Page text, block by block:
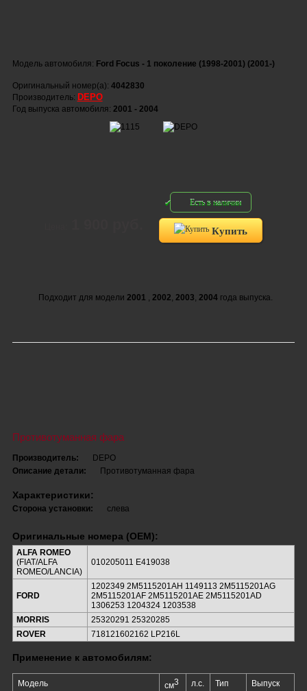
Модель автомобиля: Ford Focus - 1 поколение (1998-2001) (2001-)
Оригинальный номер(а): 4042830
Производитель: DEPO
Год выпуска автомобиля: 2001 - 2004
Есть в наличии
Купить
Подходит для модели 2001 , 2002, 2003, 2004года выпуска.
Противотуманная фара
Производитель:
DEPO
Описание детали:
Противотуманная фара
Характеристики:
Сторона установки: слева
Оригинальные номера (OEM):
ALFA ROMEO
(FIAT/ALFA
ROMEO/LANCIA)
010205011 E419038
FORD
1202349 2M5115201AH 1149113 2M5115201AG
2M5115201AF 2M5115201AE 2M5115201AD
1306253 1204324 1203538
MORRIS
25320291 25320285
ROVER
718121602162 LP216L
Применение к автомобилям:
Модель см3 л.с. Тип Выпуск